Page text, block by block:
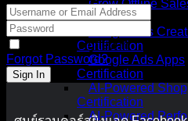
Grow Offline
Certification
Google Ads
Certification
Google Ads Apps
Certification
AI-Powered
Certification
AI-Powered
Keep me signed in
Forgot Password?
Sign In